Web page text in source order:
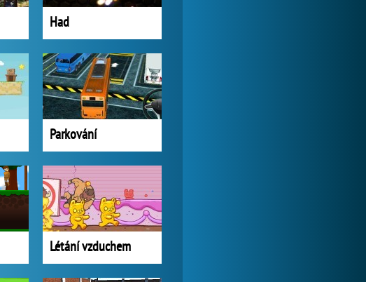
Had
Parkování
Létání vzduchem